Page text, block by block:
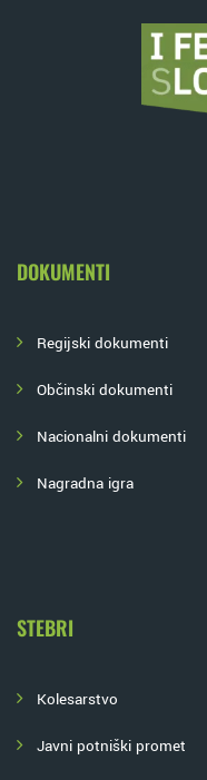
DOKUMENTI
Regijski dokumenti
Občinski dokumenti
Nacionalni dokumenti
Nagradna igra
STEBRI
Kolesarstvo
Javni potniški promet